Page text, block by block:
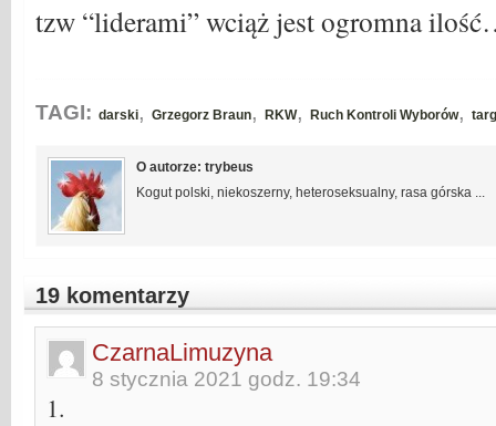
tzw “liderami” wciąż jest ogromna
TAGI: darski, Grzegorz Braun, RKW, Ruch Kontroli Wyborów,
O autorze: trybeus
Kogut polski, niekoszerny, heteroseksualny, rasa górska ...
19 komentarzy
CzarnaLimuzyna
8 stycznia 2021 godz. 19:34
1.